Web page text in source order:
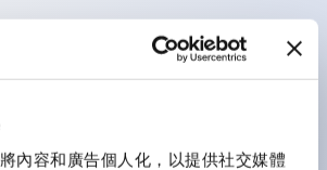
內容和廣告個人化，以提供社交媒體
高安全性的彈子鎖結構